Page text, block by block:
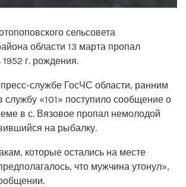
сельсовета
области 13 марта пропал
г. рождения.
службе ГосЧС области, ранним
службу «101» поступило сообщение о
в с. Вязовое пропал немолодой
на рыбалку.
которые остались на месте
что мужчина утонул»,